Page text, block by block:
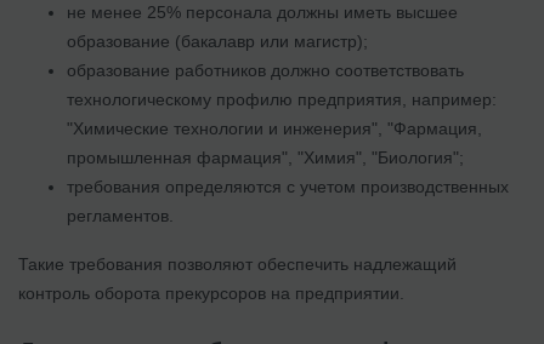
не менее 25% персонала должны иметь высшее
образование (бакалавр или магистр);
образование работников должно соответствовать
технологическому профилю предприятия, например:
"Химические технологии и инженерия", "Фармация,
промышленная фармация", "Химия", "Биология";
требования определяются с учетом производственных
регламентов.
Такие требования позволяют обеспечить надлежащий
контроль оборота прекурсоров на предприятии.